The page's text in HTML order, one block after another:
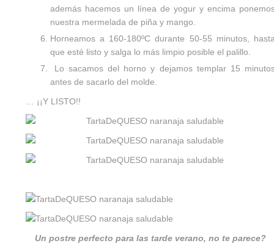
además hacemos un línea de yogur y encima
nuestra mermelada de piña y mango.
Horneamos a 160-180ºC durante 50-55 minutos,
que esté listo y salga lo más limpio posible el palillo.
Lo sacamos del horno y dejamos templar 15
antes de sacarlo del molde.
… ¡¡Y LISTO!!
Un postre perfecto para las tarde verano, no te parece?